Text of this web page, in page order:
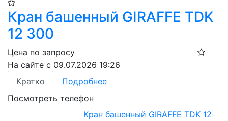
Кран башенный GIRAFFE TDK
12 300
Цена по запросу
На сайте с 09.07.2026 19:26
Кратко
Подробнее
Посмотреть телефон
Кран башенный GIRAFFE TDK 12